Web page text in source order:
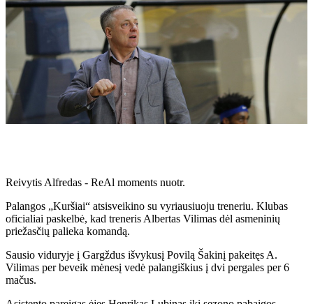
Reivytis Alfredas - ReAl moments nuotr.
Palangos „Kuršiai“ atsisveikino su vyriausiuoju treneriu. Klubas
oficialiai paskelbė, kad treneris Albertas Vilimas dėl asmeninių
priežasčių palieka komandą.
Sausio viduryje į Gargždus išvykusį Povilą Šakinį pakeitęs A.
Vilimas per beveik mėnesį vedė palangiškius į dvi pergales per 6
mačus.